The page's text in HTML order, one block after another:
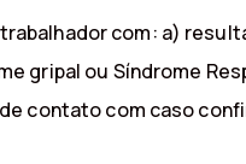
com: a)
gripal ou Síndrome
contato com caso